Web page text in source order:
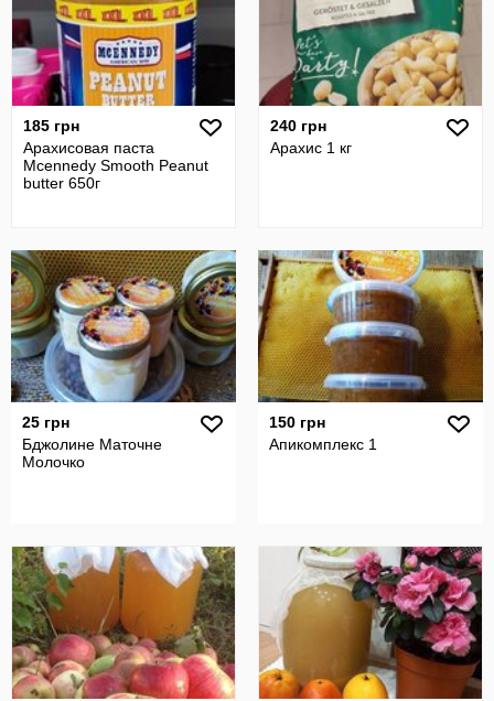
185 грн
Арахисовая паста
Mcennedy Smooth Peanut
butter 650г
240 грн
Арахис 1 кг
25 грн
Бджолине Маточне
Молочко
150 грн
Апикомплекс 1